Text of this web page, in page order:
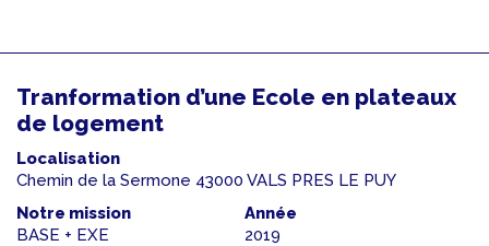
Tranformation d’une Ecole en plateaux
de logement
Localisation
Chemin de la Sermone 43000 VALS PRES LE PUY
Notre mission
BASE + EXE
Année
2019